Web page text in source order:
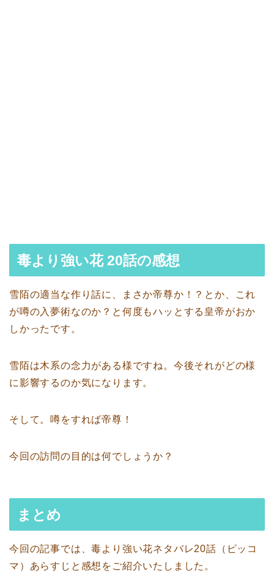
毒より強い花 20話の感想
雪陌の適当な作り話に、まさか帝尊か！？とか、これ
が噂の入夢術なのか？と何度もハッとする皇帝がおか
しかったです。
雪陌は木系の念力がある様ですね。今後それがどの様
に影響するのか気になります。
そして。噂をすれば帝尊！
今回の訪問の目的は何でしょうか？
まとめ
今回の記事では、毒より強い花ネタバレ20話（ピッコ
マ）あらすじと感想をご紹介いたしました。